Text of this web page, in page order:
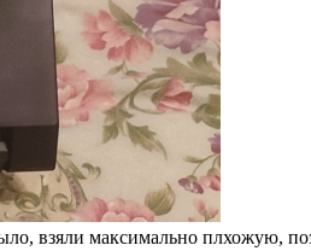
взяли максимально плхожую,